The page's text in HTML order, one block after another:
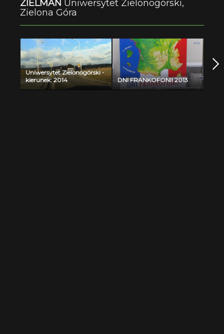
ZIELMAN Uniwersytet Zielonogórski,
Zielona Góra
Uniwersytet Zielonogórski -
kierunek: 2014
DNI FRANKOFONII 2013